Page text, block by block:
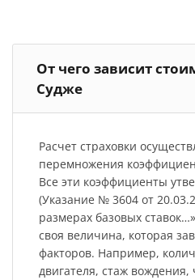
От чего зависит
Судже
Расчет страховки
перемножения
Все эти коэффициенты
(Указание № 3604 от
размерах базовых
своя величина, которая
факторов. Например,
двигателя, стаж вождения,